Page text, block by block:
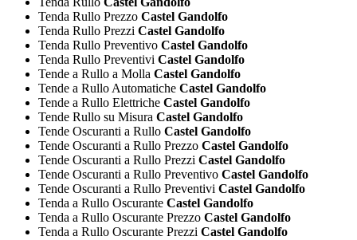
Tenda Rullo Prezzo Castel Gandolfo
Tenda Rullo Prezzi Castel Gandolfo
Tenda Rullo Preventivo Castel Gandolfo
Tenda Rullo Preventivi Castel Gandolfo
Tende a Rullo a Molla Castel Gandolfo
Tende a Rullo Automatiche Castel Gandolfo
Tende a Rullo Elettriche Castel Gandolfo
Tende Rullo su Misura Castel Gandolfo
Tende Oscuranti a Rullo Castel Gandolfo
Tende Oscuranti a Rullo Prezzo Castel Gandolfo
Tende Oscuranti a Rullo Prezzi Castel Gandolfo
Tende Oscuranti a Rullo Preventivo Castel Gandolfo
Tende Oscuranti a Rullo Preventivi Castel Gandolfo
Tenda a Rullo Oscurante Castel Gandolfo
Tenda a Rullo Oscurante Prezzo Castel Gandolfo
Tenda a Rullo Oscurante Prezzi Castel Gandolfo